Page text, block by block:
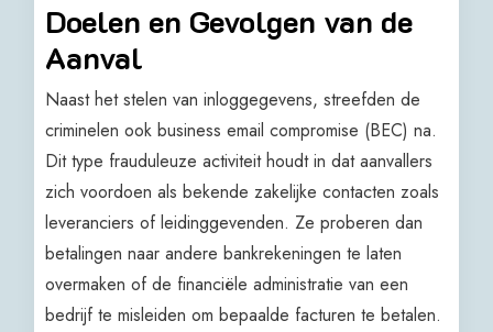
Doelen en Gevolgen van de
Aanval
Naast het stelen van inloggegevens, streefden de
criminelen ook business email compromise (BEC) na.
Dit type frauduleuze activiteit houdt in dat aanvallers
zich voordoen als bekende zakelijke contacten zoals
leveranciers of leidinggevenden. Ze proberen dan
betalingen naar andere bankrekeningen te laten
overmaken of de financiële administratie van een
bedrijf te misleiden om bepaalde facturen te betalen.